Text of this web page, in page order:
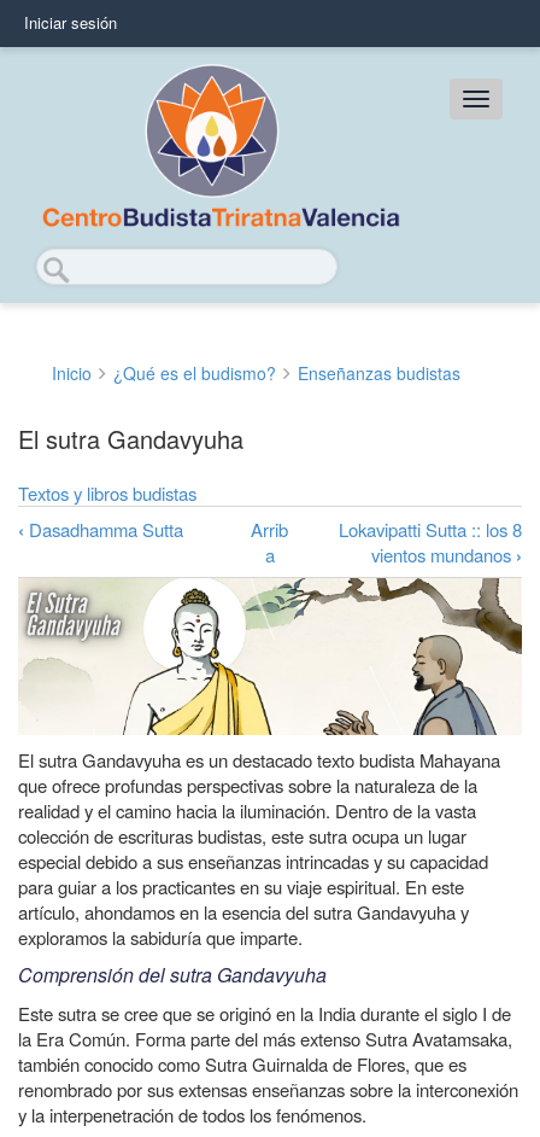
principal
User
Iniciar sesión
Main
Buscar
enlaces
de
ayuda
a
la
navegación
Inicio ¿Qué es el budismo? Enseñanzas budistas
El sutra Gandavyuha
Textos y libros budistas
Enlaces
transversales
de
Book
para
sutra
Gandavyuha
‹ Dasadhamma Sutta
Arrib
a
Lokavipatti Sutta :: los 8
vientos mundanos ›
El sutra Gandavyuha es un destacado texto budista Mahayana
que ofrece profundas perspectivas sobre la naturaleza de la
realidad y el camino hacia la iluminación. Dentro de la vasta
colección de escrituras budistas, este sutra ocupa un lugar
especial debido a sus enseñanzas intrincadas y su capacidad
para guiar a los practicantes en su viaje espiritual. En este
artículo, ahondamos en la esencia del sutra Gandavyuha y
exploramos la sabiduría que imparte.
Comprensión del sutra Gandavyuha
Este sutra se cree que se originó en la India durante el siglo I de
la Era Común. Forma parte del más extenso Sutra Avatamsaka,
también conocido como Sutra Guirnalda de Flores, que es
renombrado por sus extensas enseñanzas sobre la interconexión
y la interpenetración de todos los fenómenos.